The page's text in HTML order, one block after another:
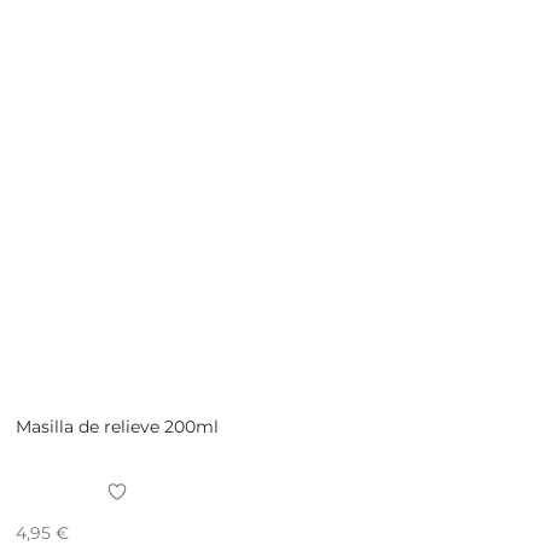
Masilla de relieve 200ml
4,95 €